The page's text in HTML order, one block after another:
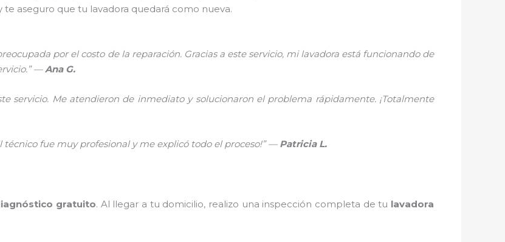
aseguro que tu lavadora quedará como nueva.
por el costo de la reparación. Gracias a este servicio, mi lavadora está funcionando de
— Ana G.
servicio. Me atendieron de inmediato y solucionaron el problema rápidamente. ¡Totalmente
técnico fue muy profesional y me explicó todo el proceso!” — Patricia L.
gratuito. Al llegar a tu domicilio, realizo una inspección completa de tu lavadora